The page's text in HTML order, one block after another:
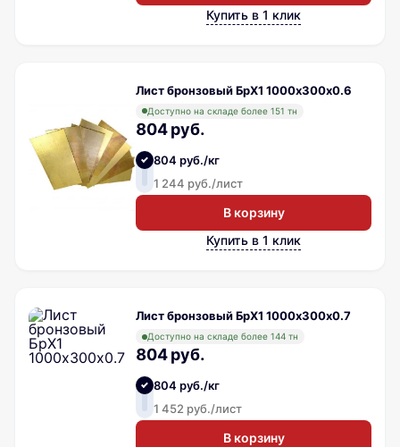
Купить в 1 клик
Лист бронзовый БрХ1 1000х300х0.6
Доступно на складе более 151 тн
804 руб.
804 руб./кг
1 244 руб./лист
В корзину
Купить в 1 клик
Лист бронзовый БрХ1 1000х300х0.7
Доступно на складе более 144 тн
804 руб.
804 руб./кг
1 452 руб./лист
В корзину